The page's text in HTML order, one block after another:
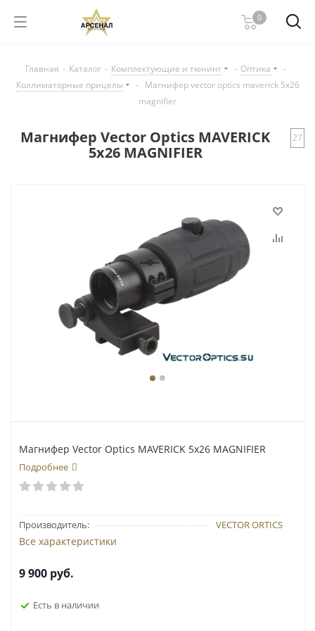
0
Главная - Каталог - Комплектующие и тюнинг - Оптика
-
Коллиматорные прицелы
-
Магнифер vector optics maverick 5х26
magnifier
Магнифер Vector Optics MAVERICK
5х26 MAGNIFIER
27
Магнифер Vector Optics MAVERICK 5х26 MAGNIFIER
Подробнее
Производитель: VECTOR ORTICS
Все характеристики
9 900 руб.
Есть в наличии